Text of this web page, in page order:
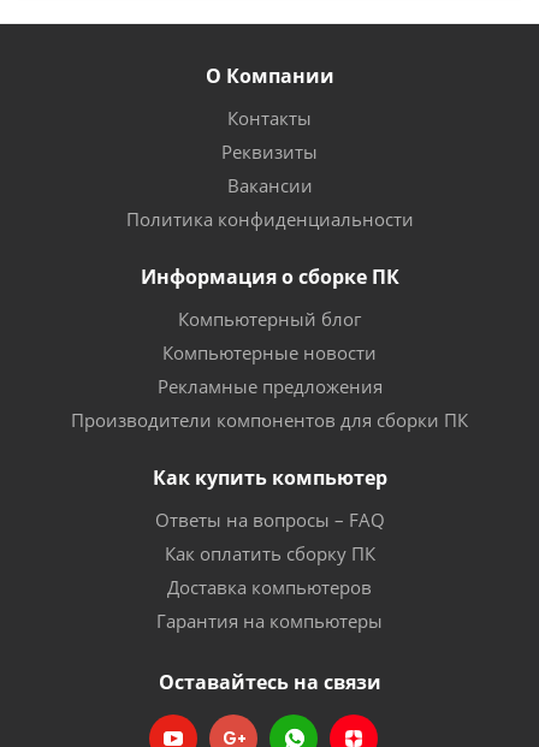
О Компании
Контакты
Реквизиты
Вакансии
Политика конфиденциальности
Информация о сборке ПК
Компьютерный блог
Компьютерные новости
Рекламные предложения
Производители компонентов для сборки ПК
Как купить компьютер
Ответы на вопросы – FAQ
Как оплатить сборку ПК
Доставка компьютеров
Гарантия на компьютеры
Оставайтесь на связи